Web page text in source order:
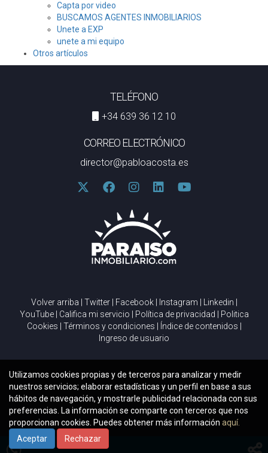
Capta por video
BUSCAMOS AGENTES INMOBILIARIOS
Unete a EXP
unete a mi equipo
Otros artículos
TELÉFONO
+34 639 36 12 10
CORREO ELECTRÓNICO
director@pabloacosta.es
Volver arriba Twitter| Facebook| Instagram Linkedin
YouTube| Califica mi servicio Política de privacidad
Politica
Cookies
Términos y condiciones Índice de contenidos
Ingreso de usuario
Utilizamos cookies propias y de terceros para analizar y medir
nuestros servicios; elaborar estadísticas y un perfil en base a sus
hábitos de navegación, y mostrarle publicidad relacionada con sus
preferencias. La información se comparte con terceros que nos
proporcionan cookies. Puedes obtener más información aquí.
Aceptar
Rechazar